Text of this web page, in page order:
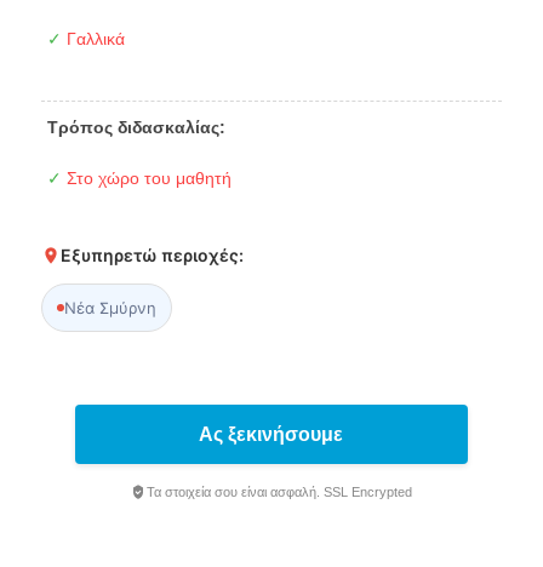
✓ Γαλλικά
Τρόπος διδασκαλίας:
✓ Στο χώρο του μαθητή
Εξυπηρετώ περιοχές:
Νέα Σμύρνη
Ας ξεκινήσουμε
Τα στοιχεία σου είναι ασφαλή. SSL Encrypted